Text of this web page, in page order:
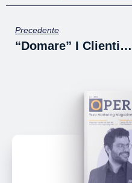
Precedente
“Domare” I Clienti: La Relazione Con I Clienti Spiegata Semplice